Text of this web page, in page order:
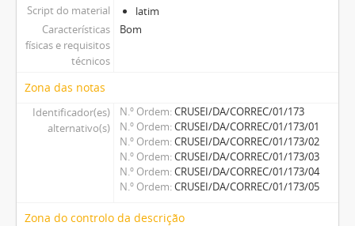
Script do material
latim
Características
físicas e requisitos
técnicos
Bom
Zona das notas
Identificador(es)
alternativo(s)
N.º Ordem CRUSEI/DA/CORREC/01/173
N.º Ordem CRUSEI/DA/CORREC/01/173/01
N.º Ordem CRUSEI/DA/CORREC/01/173/02
N.º Ordem CRUSEI/DA/CORREC/01/173/03
N.º Ordem CRUSEI/DA/CORREC/01/173/04
N.º Ordem CRUSEI/DA/CORREC/01/173/05
Zona do controlo da descrição